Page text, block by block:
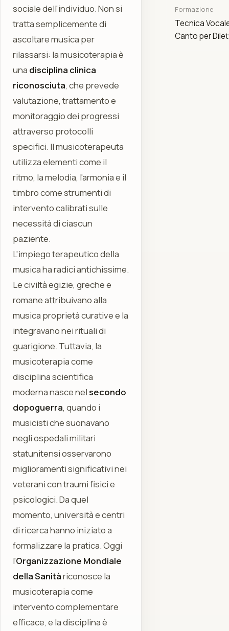
sociale dell'individuo. Non si
tratta semplicemente di
ascoltare musica per
rilassarsi: la musicoterapia è
una disciplina clinica
riconosciuta, che prevede
valutazione, trattamento e
monitoraggio dei progressi
attraverso protocolli
specifici. Il musicoterapeuta
utilizza elementi come il
ritmo, la melodia, l'armonia e il
timbro come strumenti di
intervento calibrati sulle
necessità di ciascun
paziente.
L'impiego terapeutico della
musica ha radici antichissime.
Le civiltà egizie, greche e
romane attribuivano alla
musica proprietà curative e la
integravano nei rituali di
guarigione. Tuttavia, la
musicoterapia come
disciplina scientifica
moderna nasce nelsecondo
dopoguerra, quando i
musicisti che suonavano
negli ospedali militari
statunitensi osservarono
miglioramenti significativi nei
veterani con traumi fisici e
psicologici. Da quel
momento, università e centri
di ricerca hanno iniziato a
formalizzare la pratica. Oggi
l'Organizzazione Mondiale
della Sanitàriconosce la
musicoterapia come
intervento complementare
efficace, e la disciplina è
Formazione
Tecnica
Canto per